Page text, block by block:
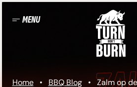
naar MENU
Home • BBQ Blog •
Zalm op